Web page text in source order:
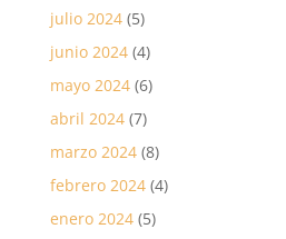
julio 2024(5)
junio 2024(4)
mayo 2024(6)
abril 2024(7)
marzo 2024(8)
febrero 2024(4)
enero 2024(5)